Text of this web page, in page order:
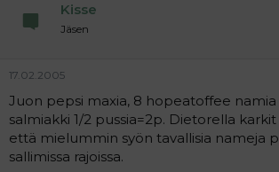
Kisse
Jäsen
17.02.2005
Juon pepsi maxia, 8 hopeatoffee namia
salmiakki 1/2 pussia=2p. Dietorella
että mielummin syön tavallisia nameja
sallimissa rajoissa.